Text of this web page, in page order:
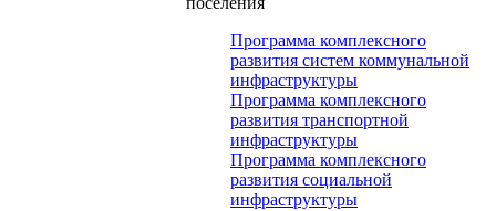
Программа комплексного
развития систем коммунальной
инфраструктуры
Программа комплексного
развития транспортной
инфраструктуры
Программа комплексного
развития социальной
инфраструктуры